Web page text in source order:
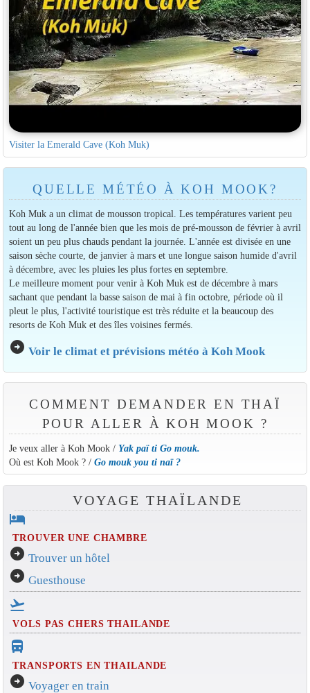
Visiter la Emerald Cave (Koh Muk)
QUELLE MÉTÉO À KOH MOOK?
Koh Muk a un climat de mousson tropical. Les températures varient peu
tout au long de l'année bien que les mois de pré-mousson de février à avril
soient un peu plus chauds pendant la journée. L'année est divisée en une
saison sèche courte, de janvier à mars et une longue saison humide d'avril
à décembre, avec les pluies les plus fortes en septembre.
Le meilleure moment pour venir à Koh Muk est de décembre à mars
sachant que pendant la basse saison de mai à fin octobre, période où il
pleut le plus, l'activité touristique est très réduite et la beaucoup des
resorts de Koh Muk et des îles voisines fermés.
arrow_circle_right Voir le climat et prévisions météo à Koh Mook
COMMENT DEMANDER EN THAÏ
POUR ALLER À KOH MOOK ?
Je veux aller à Koh Mook / Yak paï ti Go mouk.
Où est Koh Mook ? / Go mouk you ti naï ?
VOYAGE THAÏLANDE
hotel
TROUVER UNE CHAMBRE
arrow_circle_right Trouver un hôtel
arrow_circle_right Guesthouse
flight_takeoff
VOLS PAS CHERS THAILANDE
directions_bus_filled
TRANSPORTS EN THAILANDE
arrow_circle_right Voyager en train